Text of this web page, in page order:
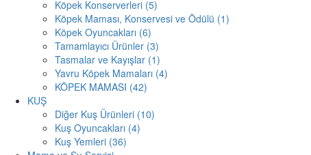
Köpek Konserverleri (5)
Köpek Maması, Konservesi ve Ödülü (1)
Köpek Oyuncakları (6)
Tamamlayıcı Ürünler (3)
Tasmalar ve Kayışlar (1)
Yavru Köpek Mamaları (4)
KÖPEK MAMASI (42)
KUŞ
Diğer Kuş Ürünleri (10)
Kuş Oyuncakları (4)
Kuş Yemleri (36)